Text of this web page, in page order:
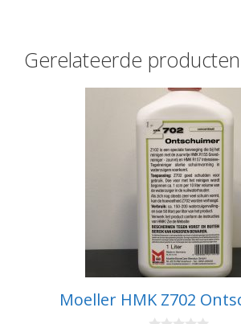
Gerelateerde producten
Moeller HMK Z702